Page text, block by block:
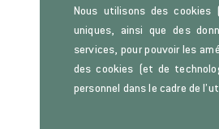
Nous utilisons des
uniques, ainsi que des
services, pour pouvoir les
des cookies (et de
personnel dans le cadre de